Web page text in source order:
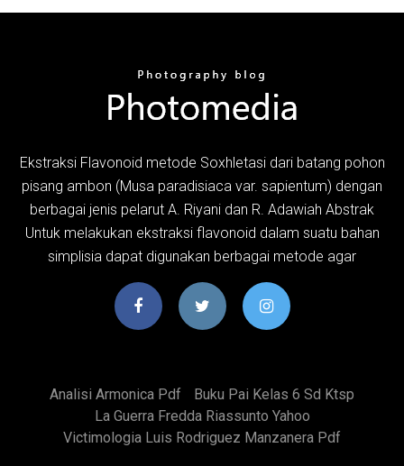
Ekstraksi Flavonoid metode Soxhletasi dari batang pohon
pisang ambon (Musa paradisiaca var. sapientum) dengan
berbagai jenis pelarut A. Riyani dan R. Adawiah Abstrak
Untuk melakukan ekstraksi flavonoid dalam suatu bahan
simplisia dapat digunakan berbagai metode agar
Analisi Armonica Pdf
Buku Pai Kelas 6 Sd Ktsp
La Guerra Fredda Riassunto Yahoo
Victimologia Luis Rodriguez Manzanera Pdf